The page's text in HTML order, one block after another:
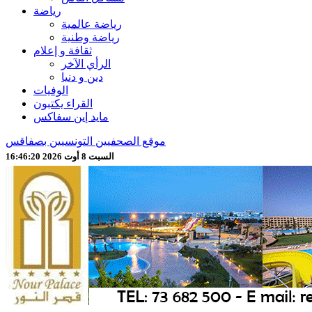
رياضة
رياضة عالمية
رياضة وطنية
ثقافة و إعلام
الرأي الآخر
دين و دنيا
الوفيات
القراء يكتبون
مايد إين سفاكس
موقع الصحفيين التونسيين بصفاقس
السبت 8 أوت 2026 16:46:22